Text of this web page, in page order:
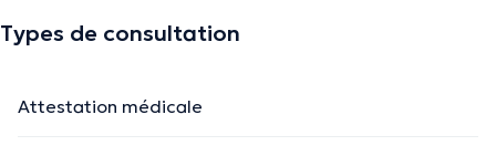
Types de consultation
Attestation médicale